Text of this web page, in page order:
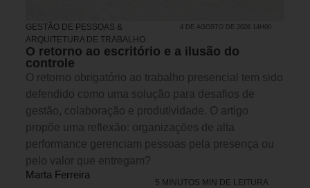
GESTÃO DE PESSOAS &
ARQUITETURA DE TRABALHO
4 DE AGOSTO DE 2026 14H00
O retorno ao escritório e a ilusão do
controle
O retorno obrigatório ao trabalho presencial tem sido
defendido como uma solução para desafios de
gestão, colaboração e produtividade. O artigo
propõe uma reflexão: organizações de alta
performance gerenciam pessoas pela presença ou
pelo valor que entregam?
Marta Ferreira
5 MINUTOS MIN DE LEITURA